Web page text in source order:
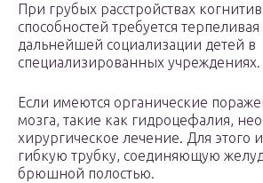
При грубых расстройствах
способностей требуется
дальнейшей социализации детей в
специализированных учреждениях.
Если имеются органические
мозга, такие как гидроцефалия,
хирургическое лечение. Для этого
гибкую трубку, соединяющую
брюшной полостью.